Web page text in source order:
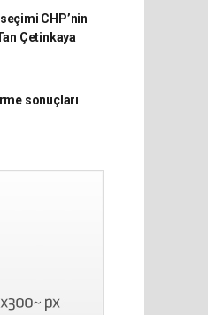
CHP’nin
Çetinkaya
sonuçları